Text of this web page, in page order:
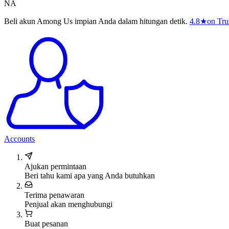
NA
Beli akun Among Us impian Anda dalam hitungan detik. 4.8★on
Accounts
Ajukan permintaan
Beri tahu kami apa yang Anda butuhkan
Terima penawaran
Penjual akan menghubungi
Buat pesanan